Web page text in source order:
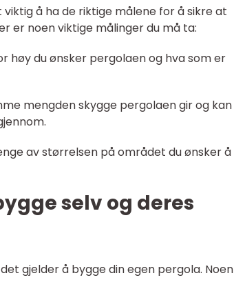
å ha de riktige målene for å sikre at
er noen viktige målinger du må ta:
høy du ønsker pergolaen og hva som er
mengden skygge pergolaen gir og kan
av størrelsen på området du ønsker å
selv og deres
gjelder å bygge din egen pergola. Noen